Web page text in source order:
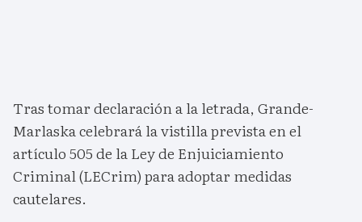
Tras tomar declaración a la letrada, Grande-
Marlaska celebrará la vistilla prevista en el
artículo 505 de la Ley de Enjuiciamiento
Criminal (LECrim) para adoptar medidas
cautelares.